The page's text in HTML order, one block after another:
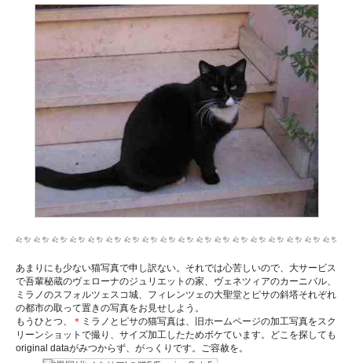
あまりにも少ない猫写真で申し訳ない。それでは心苦しいので、大サービス
で吾輩秘蔵のヴェローナのジュリエットの家、ヴェネツィアのカーニバル、
ミラノのスフォルツェスコ城、フィレンツェの大聖堂とピサの斜塔それぞれ
の都市の取って置きの写真をお見せしよう。
もうひとつ、
＊ ミラノとピサの猫写真は、旧ホームページの加工写真をスク
リーンショットで撮り、サイズ加工したためボケています。どこを探しても
original dataがみつからず、がっくりです。ご容赦を。